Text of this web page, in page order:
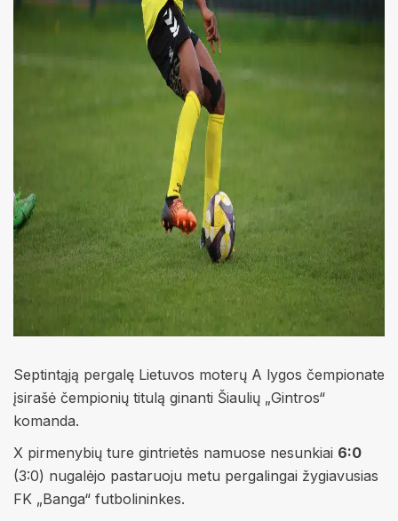
Septintąją pergalę Lietuvos moterų A lygos čempionate
įsirašė čempionių titulą ginanti Šiaulių „Gintros“
komanda.
X pirmenybių ture gintrietės namuose nesunkiai 6:0
(3:0) nugalėjo pastaruoju metu pergalingai žygiavusias
FK „Banga“ futbolininkes.